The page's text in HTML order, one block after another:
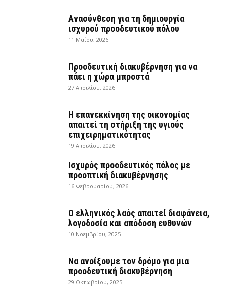
Ανασύνθεση για τη δημιουργία
ισχυρού προοδευτικού πόλου
11 Μαΐου, 2026
Προοδευτική διακυβέρνηση για να
πάει η χώρα μπροστά
27 Απριλίου, 2026
Η επανεκκίνηση της οικονομίας
απαιτεί τη στήριξη της υγιούς
επιχειρηματικότητας
19 Απριλίου, 2026
Ισχυρός προοδευτικός πόλος με
προοπτική διακυβέρνησης
16 Φεβρουαρίου, 2026
Ο ελληνικός λαός απαιτεί διαφάνεια,
λογοδοσία και απόδοση ευθυνών
10 Νοεμβρίου, 2025
Να ανοίξουμε τον δρόμο για μια
προοδευτική διακυβέρνηση
29 Οκτωβρίου, 2025